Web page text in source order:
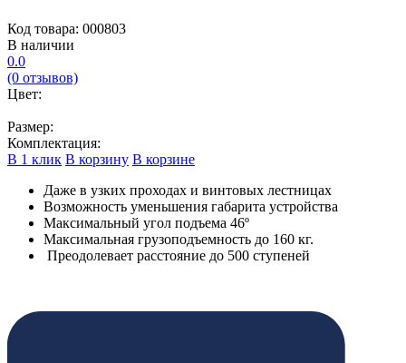
Код товара: 000803
В наличии
0.0
(0 отзывов)
Цвет:
Размер:
Комплектация:
В 1 клик В корзину В корзине
Даже в узких проходах и винтовых лестницах
Возможность уменьшения габарита устройства
Максимальный угол подъема 46º
Максимальная грузоподъемность до 160 кг.
Преодолевает расстояние до 500 ступеней